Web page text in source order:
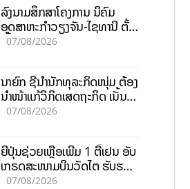
ລົງນາມສຶກສາໂຄງການ ນິຄົມ
ອຸດສາຫະກຳວຽງຈັນ-ໄຊທານີ ຕັ້ງ
ເປົ້າດຶງທຶນ 150 ລ້ານໂດລາ, ສ້າງ
07/08/2026
ນາຍົກ ຊີ້ນຳນັກທຸລະກິດໜຸ່ມ ຕ້ອງ
ນຳໜ້າແກ້ວິກິດເສດຖະກິດ ເນັ້ນດຶງ
ທຶນສາກົນ, ຫັນສູ່ດິຈິຕອນ
07/08/2026
ຍີ່ປຸ່ນຊ່ວຍເຫຼືອເພີ່ມ 1 ຕື້ເຢນ ອັບ
ເກຣດສະໜາມບິນວັດໄຕ ຮັບຮອງ
ການເຕີບໂຕ
07/08/2026